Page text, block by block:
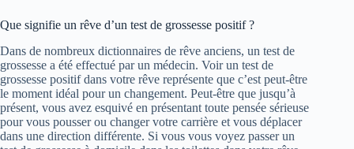
Que signifie un rêve d’un test de grossesse positif ?
Dans de nombreux dictionnaires de rêve anciens, un test de
grossesse a été effectué par un médecin. Voir un test de
grossesse positif dans votre rêve représente que c’est peut-être
le moment idéal pour un changement. Peut-être que jusqu’à
présent, vous avez esquivé en présentant toute pensée sérieuse
pour vous pousser ou changer votre carrière et vous déplacer
dans une direction différente. Si vous vous voyez passer un